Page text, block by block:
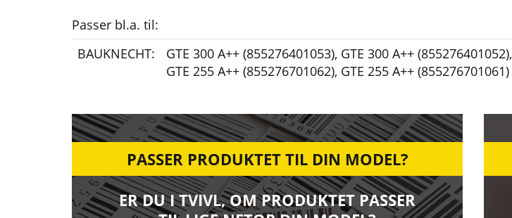
Passer bl.a. til:
BAUKNECHT:
GTE 300 A++ (855276401053), GTE 300 A++ (855276401052),
GTE 255 A++ (855276701062), GTE 255 A++ (855276701061)
PASSER PRODUKTET TIL DIN MODEL?
ER DU I TVIVL, OM PRODUKTET PASSER